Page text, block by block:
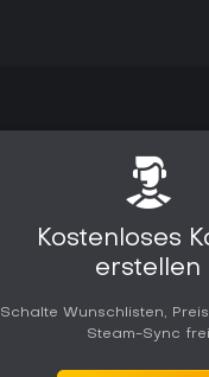
Kostenloses
erstellen
Schalte Wunschlisten,
Steam-Sync frei